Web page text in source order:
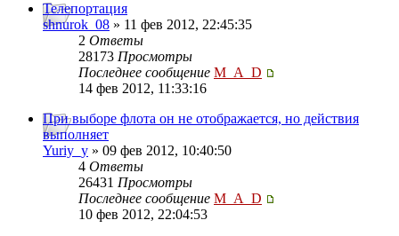
Телепортация
shnurok_08 » 11 фев 2012, 22:45:35
2 Ответы
28173 Просмотры
Последнее сообщение M_A_D
14 фев 2012, 11:33:16
При выборе флота он не отображается, но действия
выполняет
Yuriy_y » 09 фев 2012, 10:40:50
4 Ответы
26431 Просмотры
Последнее сообщение M_A_D
10 фев 2012, 22:04:53